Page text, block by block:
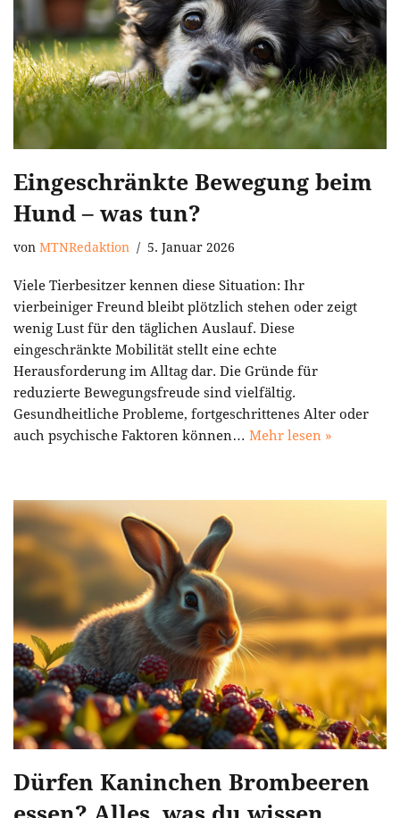
Eingeschränkte Bewegung beim
Hund – was tun?
von MTNRedaktion 5. Januar 2026
Viele Tierbesitzer kennen diese Situation: Ihr
vierbeiniger Freund bleibt plötzlich stehen oder zeigt
wenig Lust für den täglichen Auslauf. Diese
eingeschränkte Mobilität stellt eine echte
Herausforderung im Alltag dar. Die Gründe für
reduzierte Bewegungsfreude sind vielfältig.
Gesundheitliche Probleme, fortgeschrittenes Alter oder
auch psychische Faktoren können… Mehr lesen »
Dürfen Kaninchen Brombeeren